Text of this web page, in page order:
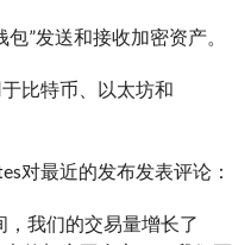
”发送和接收加密资产。
比特币、以太坊和
对最近的发布发表评论：
，我们的交易量增长了